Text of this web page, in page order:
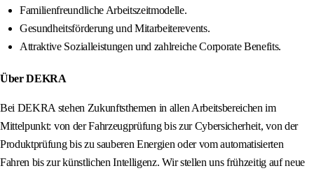
Familienfreundliche Arbeitszeitmodelle.
Gesundheitsförderung und Mitarbeiterevents.
Attraktive Sozialleistungen und zahlreiche Corporate Benefits.
Über DEKRA
Bei DEKRA stehen Zukunftsthemen in allen Arbeitsbereichen im
Mittelpunkt: von der Fahrzeugprüfung bis zur Cybersicherheit, von der
Produktprüfung bis zu sauberen Energien oder vom automatisierten
Fahren bis zur künstlichen Intelligenz. Wir stellen uns frühzeitig auf neue